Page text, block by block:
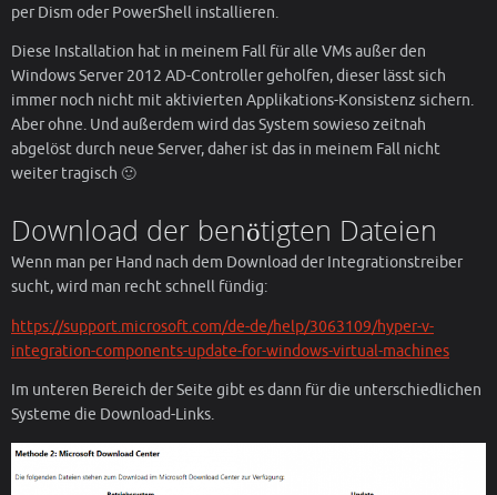
per Dism oder PowerShell installieren.
Diese Installation hat in meinem Fall für alle VMs außer den
Windows Server 2012 AD-Controller geholfen, dieser lässt sich
immer noch nicht mit aktivierten Applikations-Konsistenz sichern.
Aber ohne. Und außerdem wird das System sowieso zeitnah
abgelöst durch neue Server, daher ist das in meinem Fall nicht
weiter tragisch 🙂
Download der benötigten Dateien
Wenn man per Hand nach dem Download der Integrationstreiber
sucht, wird man recht schnell fündig:
https://support.microsoft.com/de-de/help/3063109/hyper-v-
integration-components-update-for-windows-virtual-machines
Im unteren Bereich der Seite gibt es dann für die unterschiedlichen
Systeme die Download-Links.